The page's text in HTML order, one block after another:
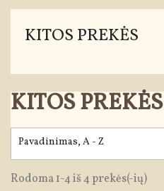
KITOS PREKĖS
KITOS PREKĖS
Pavadinimas, A - Z
Rodoma 1-4 iš 4 prekės(-ių)